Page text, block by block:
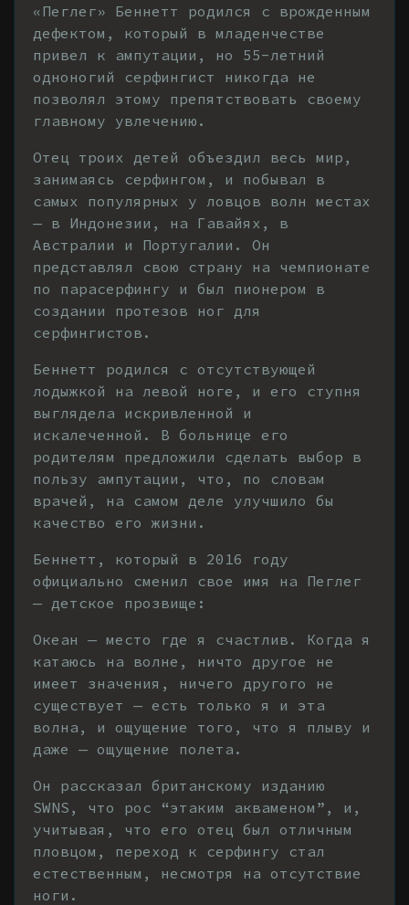
«Пеглег» Беннетт родился с врожденным
дефектом, который в младенчестве
привел к ампутации, но 55-летний
одноногий серфингист никогда не
позволял этому препятствовать своему
главному увлечению.
Отец троих детей объездил весь мир,
занимаясь серфингом, и побывал в
самых популярных у ловцов волн местах
— в Индонезии, на Гавайях, в
Австралии и Португалии. Он
представлял свою страну на чемпионате
по парасерфингу и был пионером в
создании протезов ног для
серфингистов.
Беннетт родился с отсутствующей
лодыжкой на левой ноге, и его ступня
выглядела искривленной и
искалеченной. В больнице его
родителям предложили сделать выбор в
пользу ампутации, что, по словам
врачей, на самом деле улучшило бы
качество его жизни.
Беннетт, который в 2016 году
официально сменил свое имя на Пеглег
— детское прозвище:
Океан — место где я счастлив. Когда я
катаюсь на волне, ничто другое не
имеет значения, ничего другого не
существует — есть только я и эта
волна, и ощущение того, что я плыву и
даже — ощущение полета.
Он рассказал британскому изданию
SWNS, что рос “этаким акваменом”, и,
учитывая, что его отец был отличным
пловцом, переход к серфингу стал
естественным, несмотря на отсутствие
ноги.